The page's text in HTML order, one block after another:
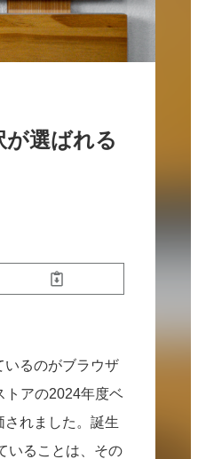
が選ばれる
いるのがブラウザ
トアの2024年度ベ
されました。誕生
いることは、その